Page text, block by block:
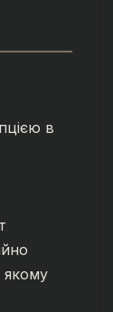
в
якому